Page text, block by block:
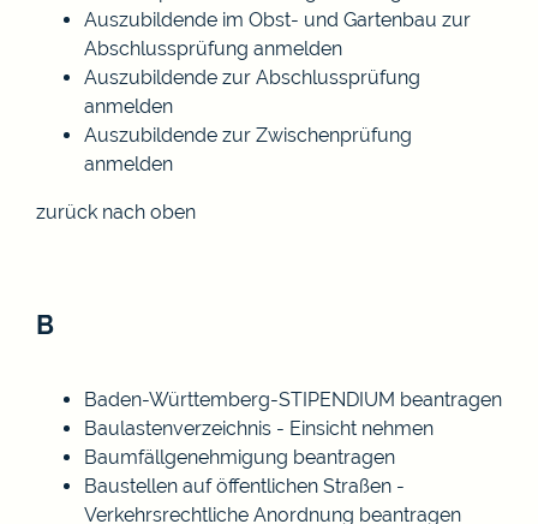
Auszubildende im Obst- und Gartenbau zur
Abschlussprüfung anmelden
Auszubildende zur Abschlussprüfung
anmelden
Auszubildende zur Zwischenprüfung
anmelden
zurück nach oben
B
Baden-Württemberg-STIPENDIUM beantragen
Baulastenverzeichnis - Einsicht nehmen
Baumfällgenehmigung beantragen
Baustellen auf öffentlichen Straßen -
Verkehrsrechtliche Anordnung beantragen